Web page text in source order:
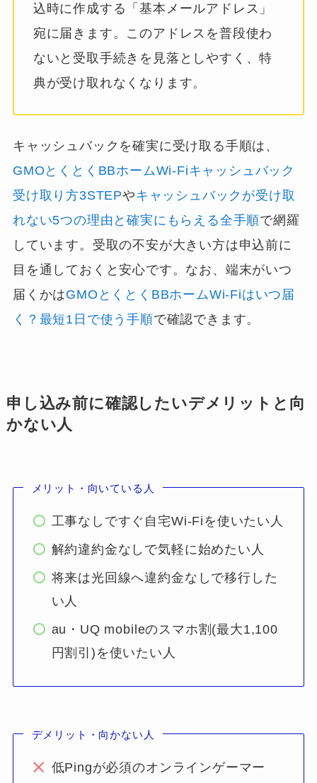
込時に作成する「基本メールアドレス」
宛に届きます。このアドレスを普段使わ
ないと受取手続きを見落としやすく、特
典が受け取れなくなります。
キャッシュバックを確実に受け取る手順は、
GMOとくとくBBホームWi-Fiキャッシュバック
受け取り方3STEPやキャッシュバックが受け取
れない5つの理由と確実にもらえる全手順で網羅
しています。受取の不安が大きい方は申込前に
目を通しておくと安心です。なお、端末がいつ
届くかはGMOとくとくBBホームWi-Fiはいつ届
く？最短1日で使う手順で確認できます。
申し込み前に確認したいデメリットと向
かない人
メリット・向いている人
工事なしですぐ自宅Wi-Fiを使いたい人
解約違約金なしで気軽に始めたい人
将来は光回線へ違約金なしで移行した
い人
au・UQ mobileのスマホ割(最大1,100
円割引)を使いたい人
デメリット・向かない人
低Pingが必須のオンラインゲーマー